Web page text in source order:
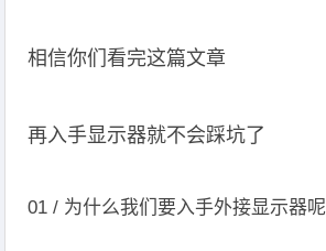
相信你们看完这篇文章
再入手显示器就不会踩坑了
01 / 为什么我们要入手外接显示器呢